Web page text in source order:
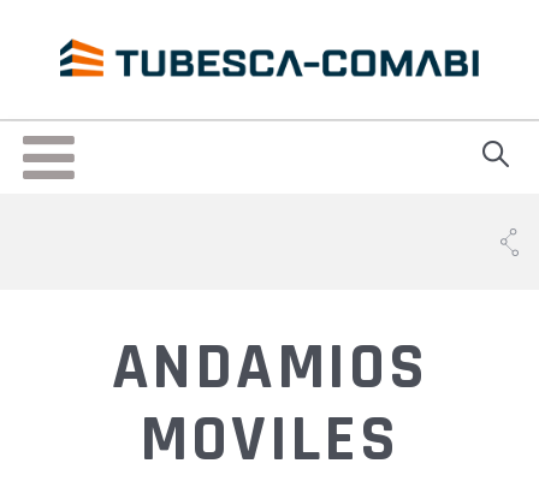
Toggle
navigation
ANDAMIOS
MOVILES